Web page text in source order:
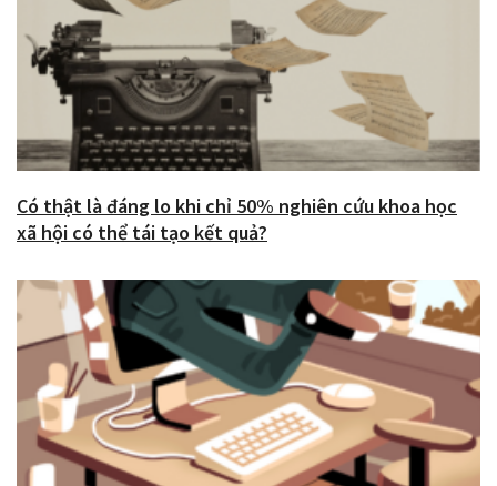
Có thật là đáng lo khi chỉ 50% nghiên cứu khoa học
xã hội có thể tái tạo kết quả?